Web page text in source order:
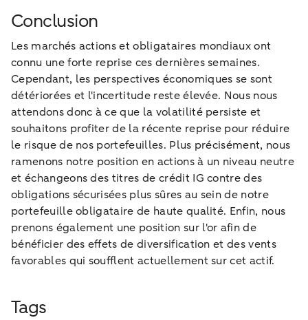
Conclusion
Les marchés actions et obligataires mondiaux ont
connu une forte reprise ces dernières semaines.
Cependant, les perspectives économiques se sont
détériorées et l'incertitude reste élevée. Nous nous
attendons donc à ce que la volatilité persiste et
souhaitons profiter de la récente reprise pour réduire
le risque de nos portefeuilles. Plus précisément, nous
ramenons notre position en actions à un niveau neutre
et échangeons des titres de crédit IG contre des
obligations sécurisées plus sûres au sein de notre
portefeuille obligataire de haute qualité. Enfin, nous
prenons également une position sur l'or afin de
bénéficier des effets de diversification et des vents
favorables qui soufflent actuellement sur cet actif.
Tags